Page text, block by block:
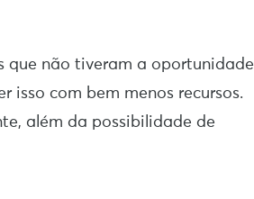
que não tiveram a oportunidade
com bem menos recursos.
além da possibilidade de